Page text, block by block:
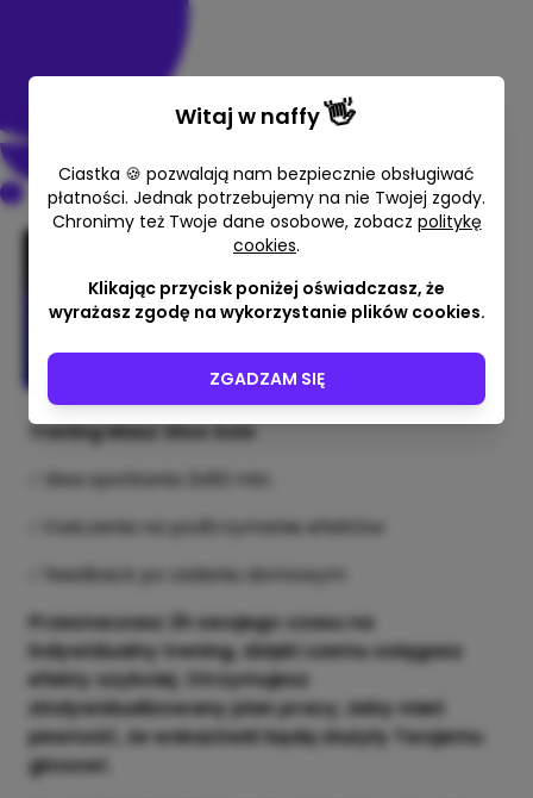
Hanna Błachuta
400,00 zł
Trening Masz Głos Solo
✅dwa spotkania 2x60 min.
✅ćwiczenia na podtrzymanie efektów
✅feedback po zadaniu domowym
Przeznaczasz 2h swojego czasu na
indywidualny trening, dzięki czemu osiągasz
efekty szybciej. Otrzymujesz
zindywidualizowany plan pracy, żeby mieć
pewność, że wskazówki będą służyły Twojemu
głosowi.
Witaj w naffy 👋
Ciastka 🍪 pozwalają nam bezpiecznie obsługiwać
płatności. Jednak potrzebujemy na nie Twojej zgody.
Chronimy też Twoje dane osobowe, zobacz politykę
cookies.
Klikając przycisk poniżej oświadczasz, że
wyrażasz zgodę na wykorzystanie plików cookies.
ZGADZAM SIĘ